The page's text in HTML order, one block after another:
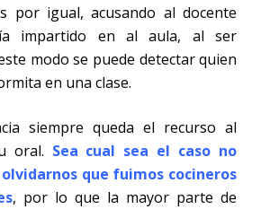
por igual, acusando al docente
impartido en al aula, al ser
modo se puede detectar quien
en una clase.
siempre queda el recurso al
oral. Sea cual sea el caso no
que fuimos cocineros
, por lo que la mayor parte de